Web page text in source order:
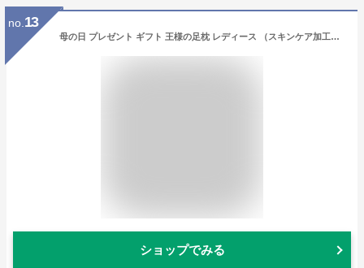
no. 13
母の日 プレゼント ギフト 王様の足枕 レディース （スキンケア加工のカバーが付いた女性向け足枕） 足用まくら 足置き枕 足の枕 お母さん 義母 妻 彼女 ビーズ リラックス 健康 フットピロー 癒し 誕生日 ピンク ラベンダー 母の日ギフト2026
ショップでみる